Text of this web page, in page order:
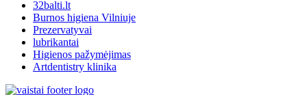
32balti.lt
Burnos higiena Vilniuje
Prezervatyvai
lubrikantai
Higienos pažymėjimas
Artdentistry klinika